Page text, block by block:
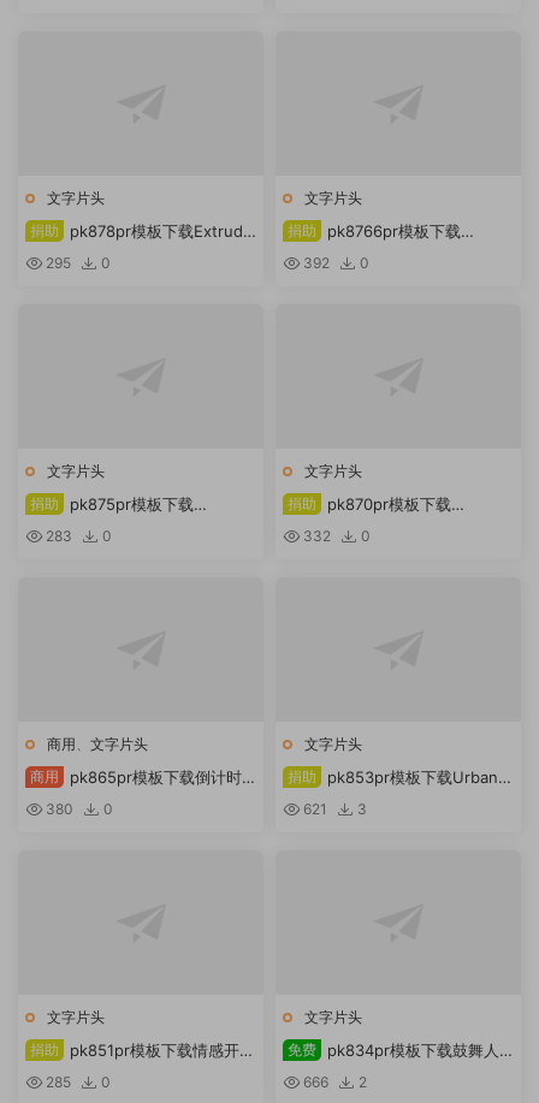
文字片头
捐助
pk878pr模板下载Extrude
Sketch 徽标专业版
295 0
文字片头
捐助
pk8766pr模板下载
Videohive科学开场白
392 0
文字片头
捐助
pk875pr模板下载
Videohive太空电影开场
283 0
文字片头
捐助
pk870pr模板下载
Instagram 简介 – Premiere Pro
332 0
商用、 文字片头
商用
pk865pr模板下载倒计时
片头380 0
文字片头
捐助
pk853pr模板下载Urban
BreezeUrban Op Premiere Pro
621 3
文字片头
捐助
pk851pr模板下载情感开场
白Premiere Pro 模板
285 0
文字片头
免费
pk834pr模板下载鼓舞人
心的开场白
666 2